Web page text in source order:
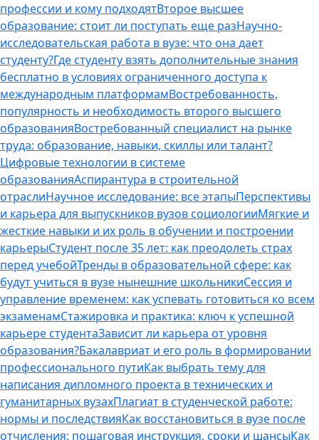
профессии и кому подходятВторое высшее
образование: стоит ли поступать еще разНаучно-
исследовательская работа в вузе: что она дает
студенту?Где студенту взять дополнительные знания
бесплатно в условиях ограниченного доступа к
международным платформамВостребованность,
популярность и необходимость второго высшего
образованияВостребованный специалист на рынке
труда: образование, навыки, скиллы или талант?
Цифровые технологии в системе
образованияАспирантура в строительной
отраслиНаучное исследование: все этапыПерспективы
и карьера для выпускников вузов социологииМягкие и
жесткие навыки и их роль в обучении и построении
карьерыСтудент после 35 лет: как преодолеть страх
перед учебойТренды в образовательной сфере: как
будут учиться в вузе нынешние школьникиСессия и
управление временем: как успевать готовиться ко всем
экзаменамСтажировка и практика: ключ к успешной
карьере студентаЗависит ли карьера от уровня
образования?Бакалавриат и его роль в формировании
профессионального путиКак выбрать тему для
написания дипломного проекта в технических и
гуманитарных вузахПлагиат в студенческой работе:
нормы и последствияКак восстановиться в вузе после
отчисления: пошаговая инструкция, сроки и шансыКак